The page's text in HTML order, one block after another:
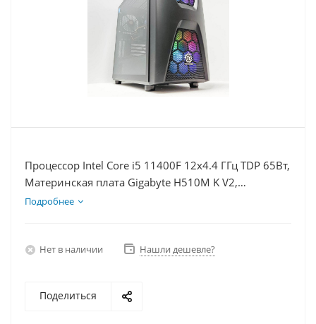
Процессор Intel Core i5 11400F 12x4.4 ГГц TDP 65Вт,
Материнская плата Gigabyte H510M K V2,
Видеокарта RX 6700XT 12Гб, Память DDR4 64Gb,
Подробнее
Нет в наличии Нашли дешевле?
Поделиться